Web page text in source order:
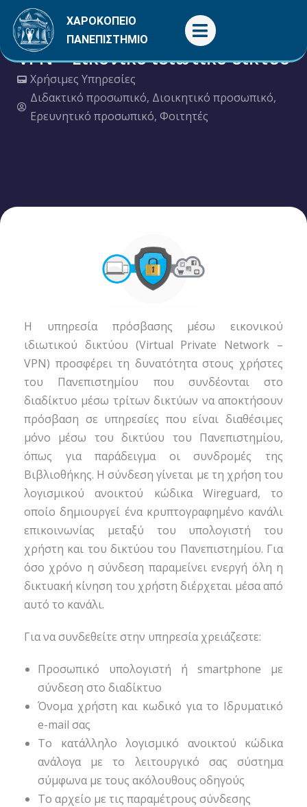
Μετάβαση
στο
περιεχόμενο
ΧΑΡΟΚΟΠΕΙΟ
ΠΑΝΕΠΙΣΤΗΜΙΟ
VPN – Εικονικό ιδιωτικό δίκτυο
Χρήσιμες Υπηρεσίες
Διδακτικό προσωπικό, Διοικητικό προσωπικό,
Ερευνητικό προσωπικό, Φοιτητές
Η υπηρεσία πρόσβασης μέσω εικονικού
ιδιωτικού δικτύου (Virtual Private Network –
VPN) προσφέρει τη δυνατότητα στους χρήστες
του Πανεπιστημίου που συνδέονται στο
διαδίκτυο μέσω τρίτων δικτύων να αποκτήσουν
πρόσβαση σε υπηρεσίες που είναι διαθέσιμες
μόνο μέσω του δικτύου του Πανεπιστημίου,
όπως για παράδειγμα οι συνδρομές της
Βιβλιοθήκης. Η σύνδεση γίνεται με τη χρήση του
λογισμικού ανοικτού κώδικα Wireguard, το
οποίο δημιουργεί ένα κρυπτογραφημένο κανάλι
επικοινωνίας μεταξύ του υπολογιστή του
χρήστη και του δικτύου του Πανεπιστημίου. Για
όσο χρόνο η σύνδεση παραμείνει ενεργή όλη η
δικτυακή κίνηση του χρήστη διέρχεται μέσα από
αυτό το κανάλι.
Για να συνδεθείτε στην υπηρεσία χρειάζεστε:
Προσωπικό υπολογιστή ή smartphone με
σύνδεση στο διαδίκτυο
Όνομα χρήστη και κωδικό για το Ιδρυματικό
e-mail σας
Το κατάλληλο λογισμικό ανοικτού κώδικα
ανάλογα με το λειτουργικό σας σύστημα
σύμφωνα με τους ακόλουθους οδηγούς
Το αρχείο με τις παραμέτρους σύνδεσης